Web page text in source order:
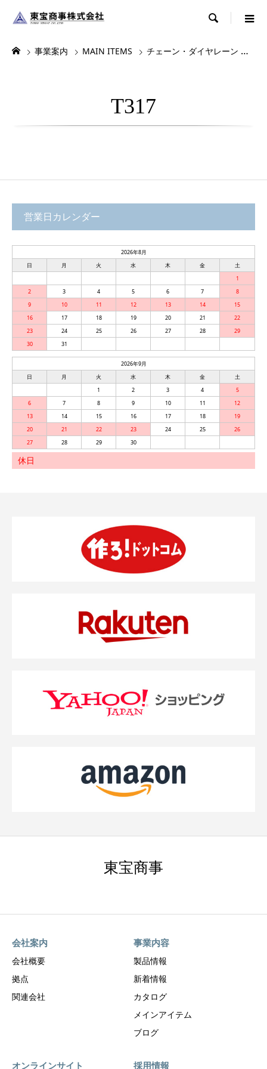

事業案内 MAIN ITEMS チェーン・ダイヤレーン
T317
営業日カレンダー
2026年8月
日
月 火 水 木 金
土
1
2
3 4 5 6 7
8
9
10 11 12 13 14
15
16
17 18 19 20 21
22
23
24 25 26 27 28
29
30
31
2026年9月
日
月 火 水 木 金
土
1
2 3 4
5
6
7 8 9 10 11
12
13
14 15 16 17 18
19
20
21 22 23 24 25
26
27
28 29 30
休日
東宝商事
会社案内
会社概要
拠点
関連会社
事業内容
製品情報
新着情報
カタログ
メインアイテム
ブログ
オンラインサイト 採用情報